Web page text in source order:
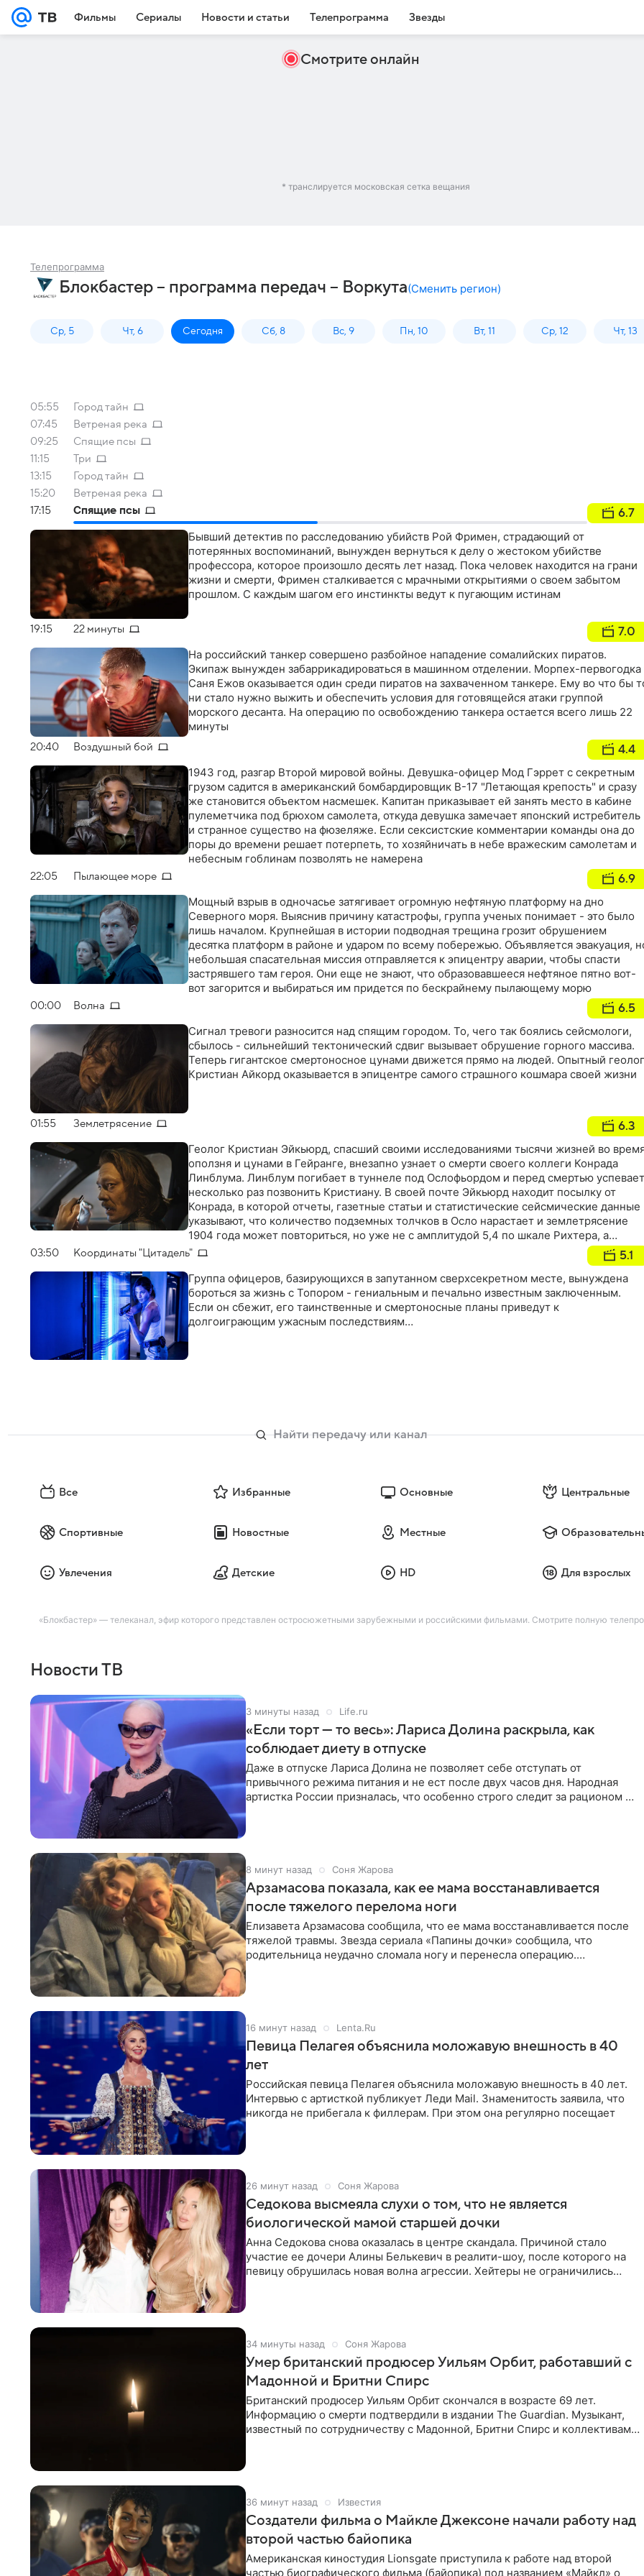
Фильмы Сериалы Новости и статьи Телепрограмма Звезды
Смотрите онлайн
* транслируется московская сетка вещания
Телепрограмма
Блокбастер – программа передач – Воркута(Сменить регион)
Ср, 5 Чт, 6 Сегодня Сб, 8 Вс, 9 Пн, 10 Вт, 11 Ср, 12 Чт, 13
05:55
Город тайн
07:45
Ветреная река
09:25
Спящие псы
11:15
Три
13:15
Город тайн
15:20
Ветреная река
17:15
Спящие псы 6.7
Бывший детектив по расследованию убийств Рой Фримен, страдающий от
потерянных воспоминаний, вынужден вернуться к делу о жестоком убийстве
профессора, которое произошло десять лет назад. Пока человек находится на грани
жизни и смерти, Фримен сталкивается с мрачными открытиями о своем забытом
прошлом. С каждым шагом его инстинкты ведут к пугающим истинам
19:15 22 минуты 7.0
На российский танкер совершено разбойное нападение сомалийских пиратов.
Экипаж вынужден забаррикадироваться в машинном отделении. Морпех-первогодка
Саня Ежов оказывается один среди пиратов на захваченном танкере. Ему во что бы
ни стало нужно выжить и обеспечить условия для готовящейся атаки группой
морского десанта. На операцию по освобождению танкера остается всего лишь 22
минуты
20:40 Воздушный бой 4.4
1943 год, разгар Второй мировой войны. Девушка-офицер Мод Гэррет с секретным
грузом садится в американский бомбардировщик B-17 "Летающая крепость" и сразу
же становится объектом насмешек. Капитан приказывает ей занять место в кабине
пулеметчика под брюхом самолета, откуда девушка замечает японский истребитель
и странное существо на фюзеляже. Если сексистские комментарии команды она до
поры до времени решает потерпеть, то хозяйничать в небе вражеским самолетам и
небесным гоблинам позволять не намерена
22:05 Пылающее море 6.9
Мощный взрыв в одночасье затягивает огромную нефтяную платформу на дно
Северного моря. Выяснив причину катастрофы, группа ученых понимает - это было
лишь началом. Крупнейшая в истории подводная трещина грозит обрушением
десятка платформ в районе и ударом по всему побережью. Объявляется эвакуация,
небольшая спасательная миссия отправляется к эпицентру аварии, чтобы спасти
застрявшего там героя. Они еще не знают, что образовавшееся нефтяное пятно вот-
вот загорится и выбираться им придется по бескрайнему пылающему морю
00:00 Волна 6.5
Сигнал тревоги разносится над спящим городом. То, чего так боялись сейсмологи,
сбылось - сильнейший тектонический сдвиг вызывает обрушение горного массива.
Теперь гигантское смертоносное цунами движется прямо на людей. Опытный геолог
Кристиан Айкорд оказывается в эпицентре самого страшного кошмара своей жизни
01:55 Землетрясение 6.3
Геолог Кристиан Эйкьюрд, спасший своими исследованиями тысячи жизней во
оползня и цунами в Гейранге, внезапно узнает о смерти своего коллеги Конрада
Линблума. Линблум погибает в туннеле под Ослофьордом и перед смертью успевает
несколько раз позвонить Кристиану. В своей почте Эйкьюрд находит посылку от
Конрада, в которой отчеты, газетные статьи и статистические сейсмические данные
указывают, что количество подземных толчков в Осло нарастает и землетрясение
1904 года может повториться, но уже не с амплитудой 5,4 по шкале Рихтера, а
гораздо большей. Чтобы разобраться в ситуации, Кристиан едет в Осло…
03:50 Координаты "Цитадель" 5.1
Группа офицеров, базирующихся в запутанном сверхсекретном месте, вынуждена
бороться за жизнь с Топором - гениальным и печально известным заключенным.
Если он сбежит, его таинственные и смертоносные планы приведут к
долгоиграющим ужасным последствиям…
Все Избранные Основные Центральные
Спортивные Новостные Местные
Увлечения Детские HD Для взрослых
«Блокбастер» — телеканал, эфир которого представлен остросюжетными зарубежными и российскими фильмами. Смотрите полную
Новости ТВ
3 минуты назад Life.ru
«Если торт — то весь»: Лариса Долина раскрыла, как
соблюдает диету в отпуске
Даже в отпуске Лариса Долина не позволяет себе отступать от
привычного режима питания и не ест после двух часов дня. Народная
артистка России призналась, что особенно строго следит за рационом на
8 минут назад Соня Жарова
Арзамасова показала, как ее мама восстанавливается
после тяжелого перелома ноги
Елизавета Арзамасова сообщила, что ее мама восстанавливается после
тяжелой травмы. Звезда сериала «Папины дочки» сообщила, что
родительница неудачно сломала ногу и перенесла операцию.
16 минут назад Lenta.Ru
Певица Пелагея объяснила моложавую внешность в 40
лет
Российская певица Пелагея объяснила моложавую внешность в 40 лет.
Интервью с артисткой публикует Леди Mail. Знаменитость заявила, что
никогда не прибегала к филлерам. При этом она регулярно посещает
26 минут назад Соня Жарова
Седокова высмеяла слухи о том, что не является
биологической мамой старшей дочки
Анна Седокова снова оказалась в центре скандала. Причиной стало
участие ее дочери Алины Белькевич в реалити-шоу, после которого на
певицу обрушилась новая волна агрессии. Хейтеры не ограничились
34 минуты назад Соня Жарова
Умер британский продюсер Уильям Орбит, работавший с
Мадонной и Бритни Спирс
Британский продюсер Уильям Орбит скончался в возрасте 69 лет.
Информацию о смерти подтвердили в издании The Guardian. Музыкант,
известный по сотрудничеству с Мадонной, Бритни Спирс и коллективами
36 минут назад Известия
Создатели фильма о Майкле Джексоне начали работу над
второй частью байопика
Американская киностудия Lionsgate приступила к работе над второй
частью биографического фильма (байопика) под названием «Майкл» о